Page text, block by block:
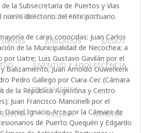
INTERNET – CONECTIVIDAD
JUBILADOS JUEGOS
JUVENTUD Y ADOLESCENCIA
LATINOAMERICA
MILITAR MINERIA
la Subsecretaría de Puertos y Vías
nuevo directorio del ente portuario.
de caras conocidas: Juan Carlos
de la Municipalidad de Necochea; a
por Uatre; Luis Gustavo Gavilán por el
Balizamiento; Juan Arnoldo Ouwerkerk
Pedro Gallego por Ciara-Cec (Cámara
de la República Argentina y Centro
Juan Francisco Mancinelli por el
Daniel Ignacio Arce por la Cámara de
de Puerto Quequén y Edgardo